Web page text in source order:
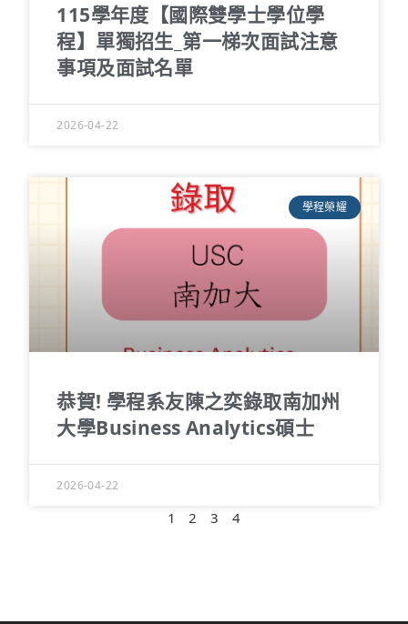
115學年度【國際雙學士學位學
程】單獨招生_第一梯次面試注意
事項及面試名單
2026-04-22
學程榮耀
恭賀! 學程系友陳之奕錄取南加州
大學Business Analytics碩士
2026-04-22
1 2 3 4